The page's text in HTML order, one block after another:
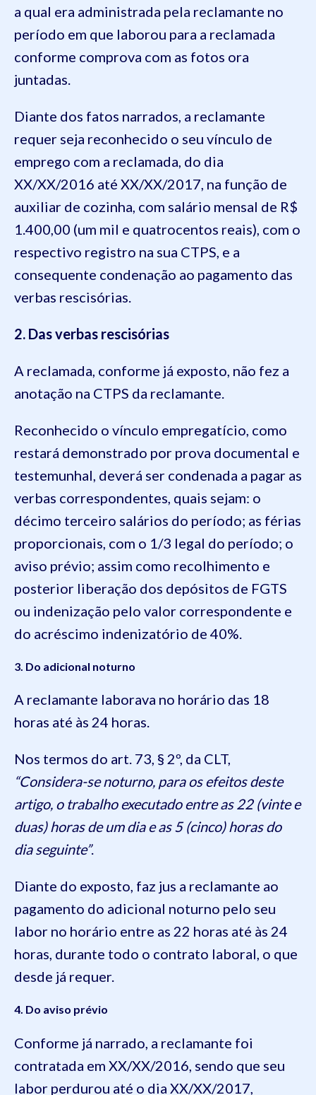
a qual era administrada pela reclamante no
período em que laborou para a reclamada
conforme comprova com as fotos ora
juntadas.
Diante dos fatos narrados, a reclamante
requer seja reconhecido o seu vínculo de
emprego com a reclamada, do dia
XX/XX/2016 até XX/XX/2017, na função de
auxiliar de cozinha, com salário mensal de R$
1.400,00 (um mil e quatrocentos reais), com o
respectivo registro na sua CTPS, e a
consequente condenação ao pagamento das
verbas rescisórias.
2. Das verbas rescisórias
A reclamada, conforme já exposto, não fez a
anotação na CTPS da reclamante.
Reconhecido o vínculo empregatício, como
restará demonstrado por prova documental e
testemunhal, deverá ser condenada a pagar as
verbas correspondentes, quais sejam: o
décimo terceiro salários do período; as férias
proporcionais, com o 1/3 legal do período; o
aviso prévio; assim como recolhimento e
posterior liberação dos depósitos de FGTS
ou indenização pelo valor correspondente e
do acréscimo indenizatório de 40%.
3. Do adicional noturno
A reclamante laborava no horário das 18
horas até às 24 horas.
Nos termos do art. 73, § 2º, da CLT,
“Considera-se noturno, para os efeitos deste
artigo, o trabalho executado entre as 22 (vinte e
duas) horas de um dia e as 5 (cinco) horas do
dia seguinte”.
Diante do exposto, faz jus a reclamante ao
pagamento do adicional noturno pelo seu
labor no horário entre as 22 horas até às 24
horas, durante todo o contrato laboral, o que
desde já requer.
4. Do aviso prévio
Conforme já narrado, a reclamante foi
contratada em XX/XX/2016, sendo que seu
labor perdurou até o dia XX/XX/2017,